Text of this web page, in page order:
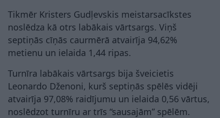
Tikmēr Kristers Gudļevskis meistarsacīkstes
noslēdza kā otrs labākais vārtsargs. Viņš
septiņās cīņās caurmērā atvairīja 94,62%
metienu un ielaida 1,44 ripas.
Turnīra labākais vārtsargs bija šveicietis
Leonardo Dženoni, kurš septiņās spēlēs vidēji
atvairīja 97,08% raidījumu un ielaida 0,56 vārtus,
noslēdzot turnīru ar trīs “sausajām” spēlēm.